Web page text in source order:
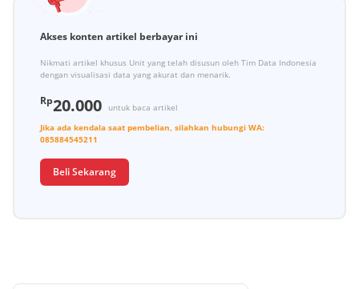
Akses konten artikel berbayar ini
Nikmati artikel khusus Unit yang telah disusun oleh Tim Data Indonesia
dengan visualisasi data yang akurat dan menarik.
Rp20.000
untuk baca artikel
Jika ada kendala saat pembelian, silahkan hubungi WA:
085884545211
Beli Sekarang